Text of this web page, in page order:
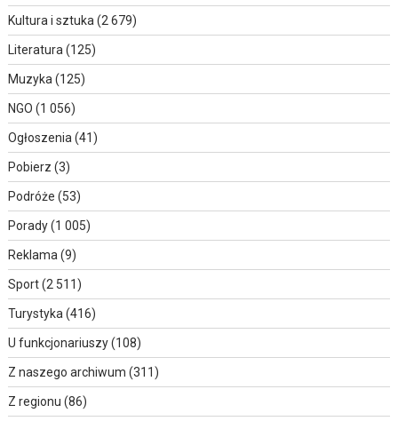
Kultura i sztuka (2 679)
Literatura (125)
Muzyka (125)
NGO (1 056)
Ogłoszenia (41)
Pobierz (3)
Podróże (53)
Porady(1 005)
Reklama (9)
Sport(2 511)
Turystyka (416)
U funkcjonariuszy(108)
Z naszego archiwum (311)
Z regionu (86)